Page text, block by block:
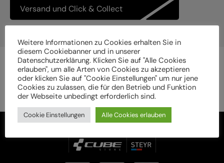
Versand und Click & Collect
Weitere Informationen zu Cookies erhalten Sie in
diesem Cookiebanner und in unserer
Datenschutzerklärung. Klicken Sie auf "Alle Cookies
erlauben", um alle Arten von Cookies zu akzeptieren
oder klicken Sie auf "Cookie Einstellungen" um nur jene
Cookies zu zulassen, die für den Betrieb und Funktion
der Webseite unbedingt erforderlich sind.
Cookie Einstellungen Alle Cookies erlauben